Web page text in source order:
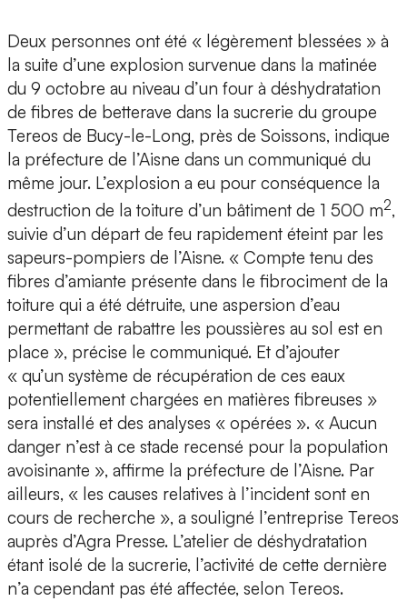
Deux personnes ont été « légèrement blessées » à
la suite d’une explosion survenue dans la matinée
du 9 octobre au niveau d’un four à déshydratation
de fibres de betterave dans la sucrerie du groupe
Tereos de Bucy-le-Long, près de Soissons, indique
la préfecture de l’Aisne dans un communiqué du
même jour. L’explosion a eu pour conséquence la
destruction de la toiture d’un bâtiment de 1 500 m2,
suivie d’un départ de feu rapidement éteint par les
sapeurs-pompiers de l’Aisne. « Compte tenu des
fibres d’amiante présente dans le fibrociment de la
toiture qui a été détruite, une aspersion d’eau
permettant de rabattre les poussières au sol est en
place », précise le communiqué. Et d’ajouter
« qu’un système de récupération de ces eaux
potentiellement chargées en matières fibreuses »
sera installé et des analyses « opérées ». « Aucun
danger n’est à ce stade recensé pour la population
avoisinante », affirme la préfecture de l’Aisne. Par
ailleurs, « les causes relatives à l’incident sont en
cours de recherche », a souligné l’entreprise Tereos
auprès d’Agra Presse. L’atelier de déshydratation
étant isolé de la sucrerie, l’activité de cette dernière
n’a cependant pas été affectée, selon Tereos.